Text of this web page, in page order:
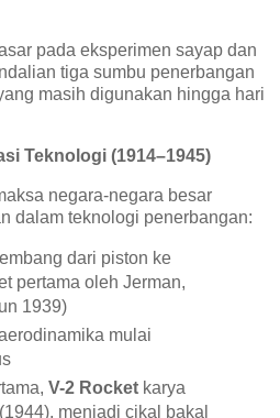
pada eksperimen sayap dan
tiga sumbu penerbangan
masih digunakan hingga hari
Teknologi (1914–1945)
negara-negara besar
dalam teknologi penerbangan:
dari piston ke
pertama oleh Jerman,
1939)
mulai
V-2 Rocketkarya
menjadi cikal bakal